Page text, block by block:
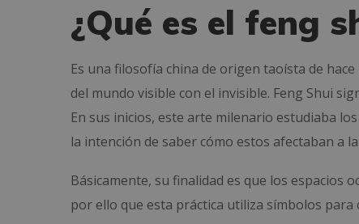
¿Qué es el feng
Es una filosofía china de origen taoísta de
del mundo visible con el invisible. Feng Shui
En sus inicios, este arte milenario estudiaba
la intención de saber cómo estos afectaban a
Básicamente, su finalidad es que los espacios
por ello que esta práctica utiliza símbolos